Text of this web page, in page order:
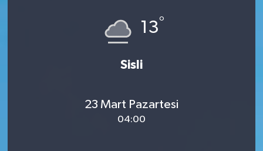
13°
Sisli
23 Mart Pazartesi
04:00